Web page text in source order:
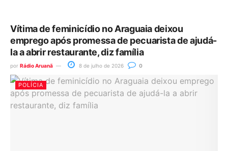
Vítima de feminicídio no Araguaia deixou
emprego após promessa de pecuarista de ajudá-
la a abrir restaurante, diz família
por Rádio Aruanã 8 de julho de 2026 0
POLÍCIA